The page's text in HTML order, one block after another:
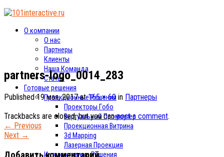
О компании
О нас
Партнеры
Клиенты
Наша Команда
Статьи
Готовые решения
Проекционные Решения
Проекторы Гобо
Виртуальный Промоутер
Проекционная Витрина
3d Mapping
Лазерная Проекция
Интерактивные Решения
partners-logo_0014_283
Published19 мая, 2017at165 × 60 in Партнеры
Trackbacks are closed, but you canpost a comment.
← Previous
Next →
Добавить комментарий